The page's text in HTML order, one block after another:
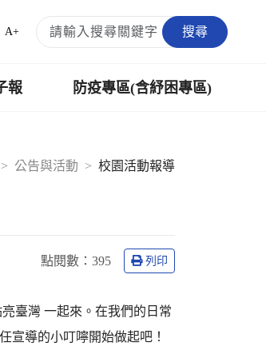
A+ 搜尋
報 防疫專區(含紓困專區)
公告與活動 校園活動報導
點閱數： 395 列印
臺灣 一起來。在我們的日常
宣導的小叮嚀開始做起吧！